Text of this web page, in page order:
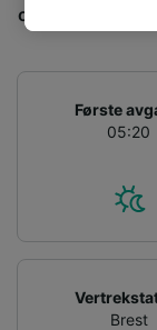
og billetter
Første
05:20
Brest
track you.
We and
Use
device
advertising
audience
List of